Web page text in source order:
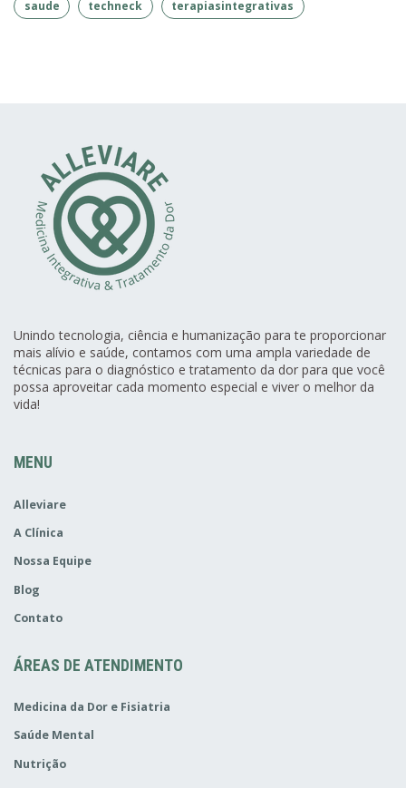
saude
techneck terapiasintegrativas
Unindo tecnologia, ciência e humanização para te proporcionar
mais alívio e saúde, contamos com uma ampla variedade de
técnicas para o diagnóstico e tratamento da dor para que você
possa aproveitar cada momento especial e viver o melhor da
vida!
MENU
Alleviare
A Clínica
Nossa Equipe
Blog
Contato
ÁREAS DE ATENDIMENTO
Medicina da Dor e Fisiatria
Saúde Mental
Nutrição